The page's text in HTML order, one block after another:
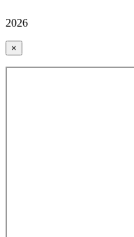
2026
×